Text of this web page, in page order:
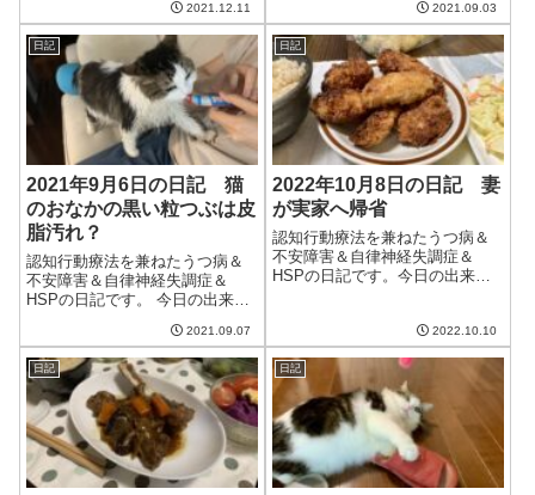
ことはあっても薄日で、洗濯物
があまり乾かなかった。明日は
天気が良いらしいので期待した
い。最近、iPhone XRの電源がバ
ッテリ...
2021.12.11
らず、肌寒い1日だった。ただ、
家のなかは夏の熱気が残ってお
り、蒸し暑い感じ。しばらくこ
の肌寒い天気が続くようなの
で、体調には...
2021.09.03
日記
2021年9月6日の日記 猫
のおなかの黒い粒つぶは皮
脂汚れ？
認知行動療法を兼ねたうつ病＆
不安障害＆自律神経失調症＆
HSPの日記です。 今日の出来事
つくこともあり、不安定な天気
だった。そして相変わらずの涼
しめの天気。木曜日くらいから
はまた30度を超えるみたいだけ
ど。おなかに...
2021.09.07
日記
2022年10月8日の日記 妻
が実家へ帰省
認知行動療法を兼ねたうつ病＆
不安障害＆自律神経失調症＆
HSPの日記です。今日の出来事
でよかった。気温も昨日までに
比べると上がるらしい。まだ秋
らしい天気を感じられていない
けど、これからに...
2022.10.10
日記 日記